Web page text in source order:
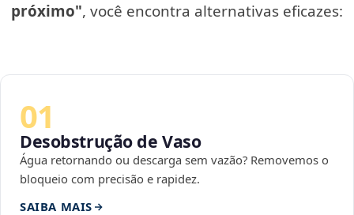
próximo", você encontra alternativas eficazes:
01
Desobstrução de Vaso
Água retornando ou descarga sem vazão? Removemos o
bloqueio com precisão e rapidez.
SAIBA MAIS